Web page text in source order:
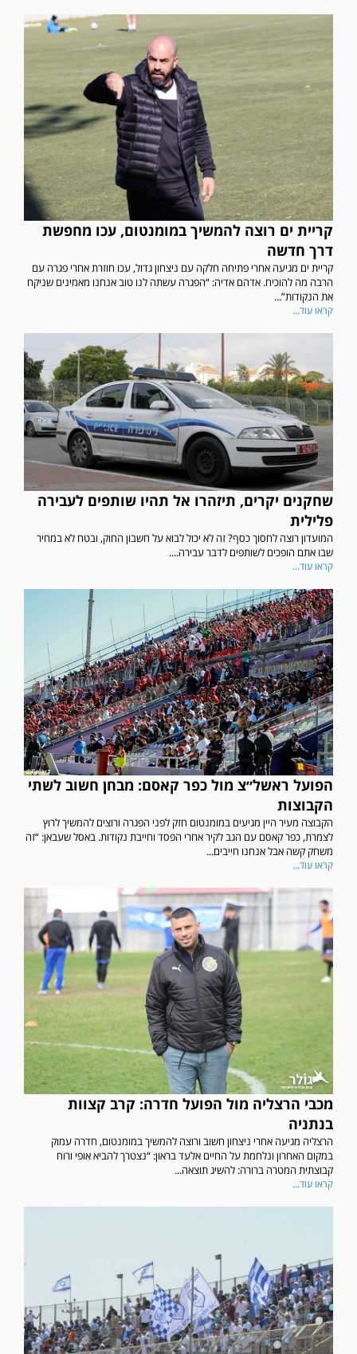
קריית ים רוצה להמשיך במומנטום, עכו מחפשת
דרך חדשה
קריית ים מגיעה אחרי פתיחה חלקה עם ניצחון גדול, עכו חוזרת אחרי פגרה עם
הרבה מה להוכיח. אדהם אדיה: “הפגרה עשתה לנו טוב אנחנו מאמינים שניקח
את הנקודות”...
קראו עוד...
שחקנים יקרים, תיזהרו אל תהיו שותפים לעבירה
פלילית
המועדון רוצה לחסוך כסף? זה לא יכול לבוא על חשבון החוק, ובטח לא במחיר
שבו אתם הופכים לשותפים לדבר עבירה....
קראו עוד...
הפועל ראשל״צ מול כפר קאסם: מבחן חשוב לשתי
הקבוצות
הקבוצה מעיר היין מגיעים במומנטום חזק לפני הפגרה ורוצים להמשיך לרוץ
לצמרת, כפר קאסם עם הגב לקיר אחרי הפסד וחייבת נקודות. באסל שעבאן: “זה
משחק קשה אבל אנחנו חייבים...
קראו עוד...
מכבי הרצליה מול הפועל חדרה: קרב קצוות
בנתניה
הרצליה מגיעה אחרי ניצחון חשוב ורוצה להמשיך במומנטום, חדרה עמוק
במקום האחרון ונלחמת על החיים אלעד בראון: “נצטרך להביא אופי ורוח
קבוצתית המטרה ברורה: להשיג תוצאה...
קראו עוד...